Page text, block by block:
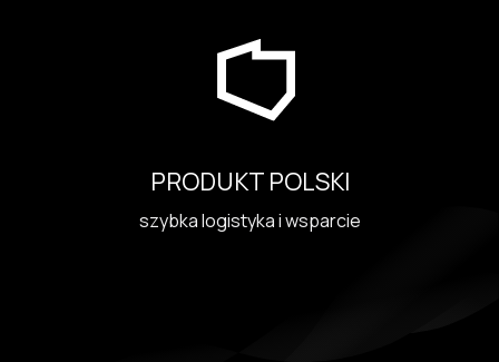
PRODUKT POLSKI
szybka logistyka i wsparcie